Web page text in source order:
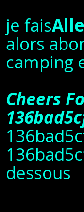
je fais
alors
camping
Cheers
dessous